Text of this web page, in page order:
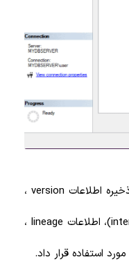
Extended properties را می توان برای ذخیره اطلاعات version ،
یا tooltips برای رابط های کاربر (interfaces)، اطلاعات lineage ،
استفاده قرار داد.